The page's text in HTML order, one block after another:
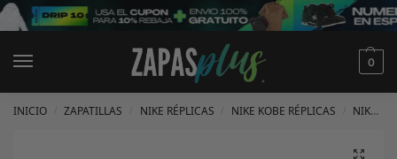
0
INICIO ZAPATILLAS NIKE RÉPLICAS NIKE KOBE RÉPLICAS NIKE KOBE 6 RÉPLICAS